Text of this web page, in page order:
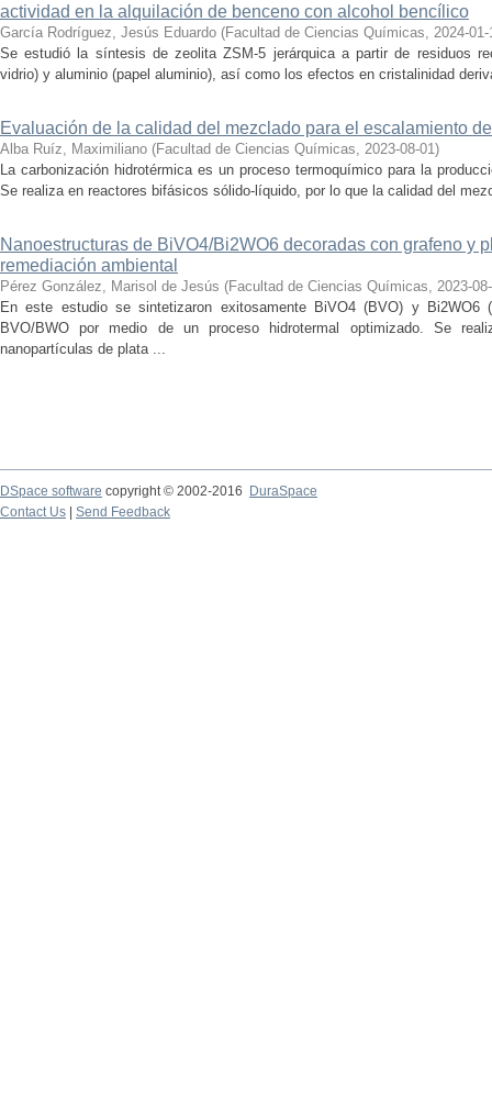
actividad en la alquilación de benceno con alcohol bencílico
García Rodríguez, Jesús Eduardo (Facultad de Ciencias Químicas, 2024-01-
Se estudió la síntesis de zeolita ZSM-5 jerárquica a partir de residuos
vidrio) y aluminio (papel aluminio), así como los efectos en cristalinidad
Evaluación de la calidad del mezclado para el escalamiento
Alba Ruíz, Maximiliano (Facultad de Ciencias Químicas, 2023-08-01)
La carbonización hidrotérmica es un proceso termoquímico para la
Se realiza en reactores bifásicos sólido-líquido, por lo que la calidad del
Nanoestructuras de BiVO4/Bi2WO6 decoradas con grafeno y
remediación ambiental
Pérez González, Marisol de Jesús (Facultad de Ciencias Químicas, 2023-
En este estudio se sintetizaron exitosamente BiVO4 (BVO) y
BVO/BWO por medio de un proceso hidrotermal optimizado. Se
nanopartículas de plata ...
DSpace software copyright © 2002-2016
DuraSpace
Contact Us
Send Feedback